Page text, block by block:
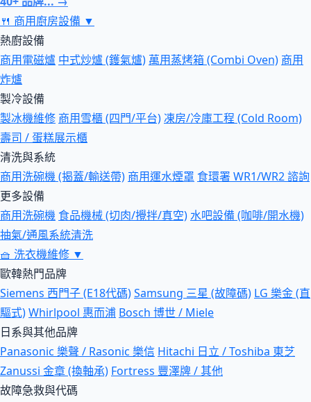
🍴 商用廚房設備 ▼
熱廚設備
商用電磁爐 中式炒爐 (鑊氣爐) 萬用蒸烤箱 (Combi Oven) 商用
炸爐
製冷設備
製冰機維修 商用雪櫃 (四門/平台)凍房/冷庫工程 (Cold Room)
壽司 / 蛋糕展示櫃
清洗與系統
商用洗碗機 (揭蓋/輸送帶) 商用運水煙罩 食環署 WR1/WR2 諮詢
更多設備
商用洗碗機 食品機械 (切肉/攪拌/真空)水吧設備 (咖啡/開水機)
抽氣/通風系統清洗
🧺 洗衣機維修 ▼
歐韓熱門品牌
Siemens 西門子 (E18代碼)Samsung 三星 (故障碼) LG 樂金 (直
驅式)Whirlpool 惠而浦 Bosch 博世 / Miele
日系與其他品牌
Panasonic 樂聲 / Rasonic 樂信 Hitachi 日立 / Toshiba 東芝
Zanussi 金章 (換軸承) Fortress 豐澤牌 / 其他
故障急救與代碼